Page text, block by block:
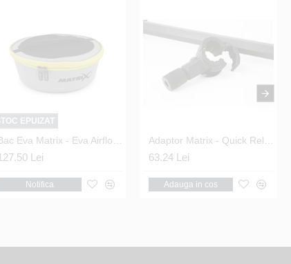
Adaptor Tava Laterala Aluflokk - Sliding Adapter
Lei
Adauga in cos
EPUIZAT
Lei
Notifica
63.24 Lei
Adauga in cos